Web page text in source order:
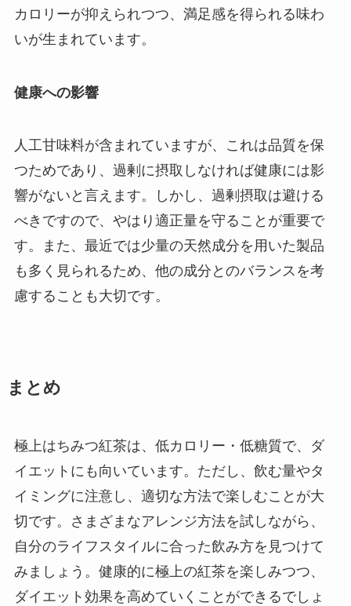
カロリーが抑えられつつ、満足感を得られる味わ
いが生まれています。
健康への影響
人工甘味料が含まれていますが、これは品質を保
つためであり、過剰に摂取しなければ健康には影
響がないと言えます。しかし、過剰摂取は避ける
べきですので、やはり適正量を守ることが重要で
す。また、最近では少量の天然成分を用いた製品
も多く見られるため、他の成分とのバランスを考
慮することも大切です。
まとめ
極上はちみつ紅茶は、低カロリー・低糖質で、ダ
イエットにも向いています。ただし、飲む量やタ
イミングに注意し、適切な方法で楽しむことが大
切です。さまざまなアレンジ方法を試しながら、
自分のライフスタイルに合った飲み方を見つけて
みましょう。健康的に極上の紅茶を楽しみつつ、
ダイエット効果を高めていくことができるでしょ